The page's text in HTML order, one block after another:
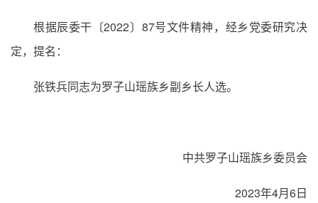
根据辰委干〔2022〕87号文件精神，经乡党委研究决
定，提名：
张铁兵同志为罗子山瑶族乡副乡长人选。
中共罗子山瑶族乡委员会
2023年4月6日